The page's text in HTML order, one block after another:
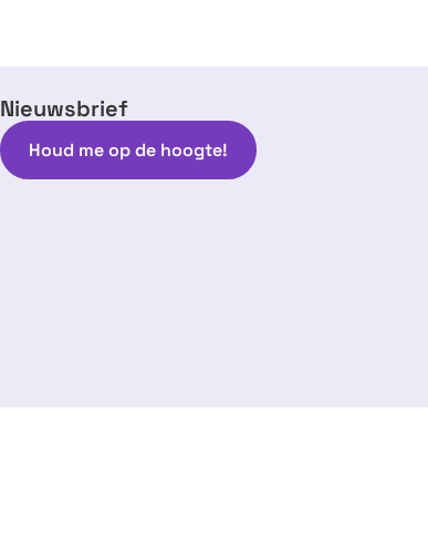
Nieuwsbrief
Houd me op de hoogte!